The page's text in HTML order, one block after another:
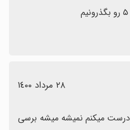
٢٨ مرداد ١٤٠٠